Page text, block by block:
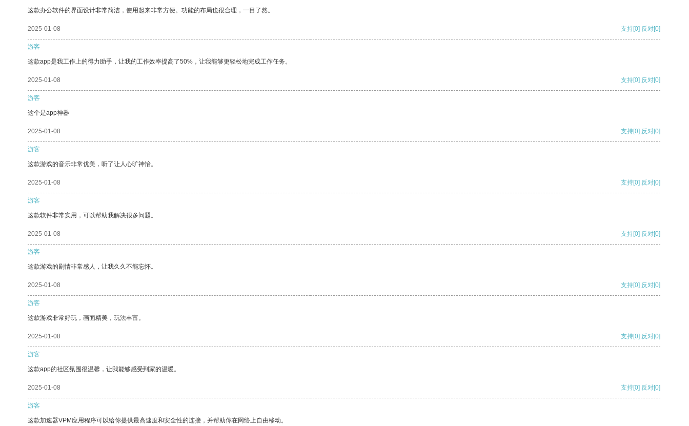
这款办公软件的界面设计非常简洁，使用起来非常方便。功能的布局也很合理，一目了然。
2025-01-08 支持[0] 反对[0]
游客
这款app是我工作上的得力助手，让我的工作效率提高了50%，让我能够更轻松地完成工作任务。
2025-01-08 支持[0] 反对[0]
游客
这个是app神器
2025-01-08 支持[0] 反对[0]
游客
这款游戏的音乐非常优美，听了让人心旷神怡。
2025-01-08 支持[0] 反对[0]
游客
这款软件非常实用，可以帮助我解决很多问题。
2025-01-08 支持[0] 反对[0]
游客
这款游戏的剧情非常感人，让我久久不能忘怀。
2025-01-08 支持[0] 反对[0]
游客
这款游戏非常好玩，画面精美，玩法丰富。
2025-01-08 支持[0] 反对[0]
游客
这款app的社区氛围很温馨，让我能够感受到家的温暖。
2025-01-08 支持[0] 反对[0]
游客
这款加速器VPM应用程序可以给你提供最高速度和安全性的连接，并帮助你在网络上自由移动。